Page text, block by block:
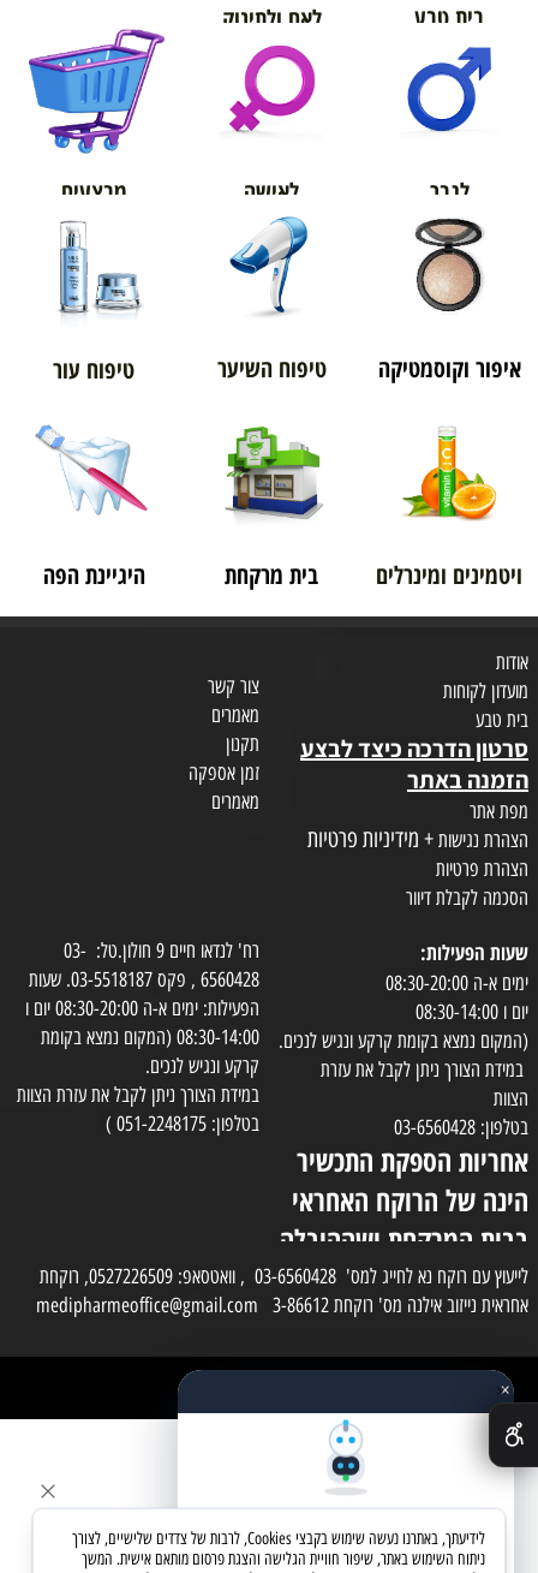
בית טבע לאם ולתינוק
אורטופדיה
לגבר לאישה מבצעים
איפור וקוסמטיקה טיפוח השיער טיפוח עור
ויטמינים ומינרלים בית מרקחת היגיינת הפה
אודות
מועדון לקוחות
בית טבע
סרטון הדרכה כיצד לבצע
הזמנה באתר
מפת אתר
הצהרת נגישות + מידיניות פרטיות
הצהרת פרטיות
הסכמה לקבלת דיוור
צור קשר
מאמרים
תקנון
זמן אספקה
מאמרים
שעות הפעילות:
ימים א-ה 08:30-20:00
יום ו 08:30-14:00
(המקום נמצא בקומת קרקע ונגיש לנכים.
במידת הצורך ניתן לקבל את עזרת
הצוות
בטלפון: 03-6560428
אחריות הספקת התכשיר
הינה של הרוקח האחראי
בבית המרקחת ושההובלה
בפועל תעשה בעזרת
השליח
רח' לנדאו חיים 9 חולון.טל: 03-
6560428 , פקס 03-5518187. שעות
הפעילות: ימים א-ה 08:30-20:00 יום ו
08:30-14:00 (המקום נמצא בקומת
קרקע ונגיש לנכים.
במידת הצורך ניתן לקבל את עזרת הצוות
בטלפון: 051-2248175 )
לייעוץ עם רוקח נא לחייג למס' 03-6560428 , וואטסאפ: 0527226509, רוקחת
אחראית נייזוב אילנה מס' רוקחת 3-86612 medipharmeoffice@gmail.com
✕×
שאלו את העוזר החכם
מחפשים מוצר? אני כאן כדי לעזור
לידיעתך, באתרנו נעשה שימוש בקבצי Cookies, לרבות של צדדים שלישיים, לצורך
ניתוח השימוש באתר, שיפור חוויית הגלישה והצגת פרסום מותאם אישית. המשך